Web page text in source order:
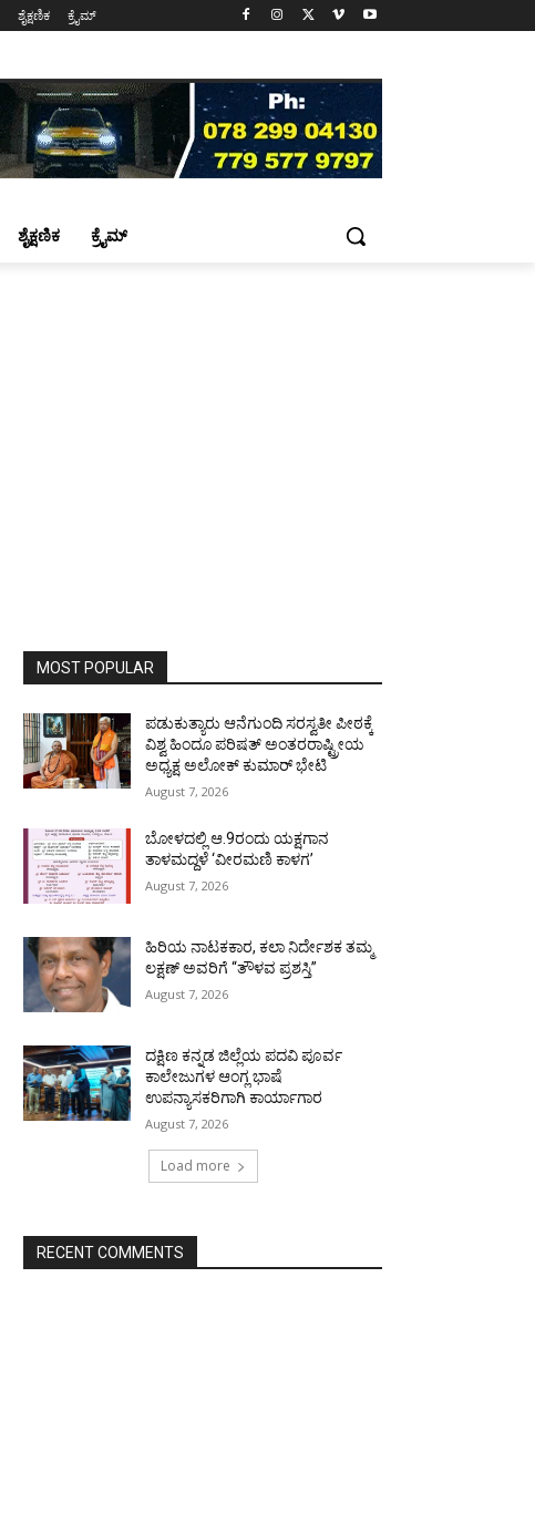
ಶೈಕ್ಷಣಿಕ ಕ್ರೈಮ್
ಶೈಕ್ಷಣಿಕ ಕ್ರೈಮ್
MOST POPULAR
ಪಡುಕುತ್ಯಾರು ಆನೆಗುಂದಿ ಸರಸ್ವತೀ ಪೀಠಕ್ಕೆ
ವಿಶ್ವ ಹಿಂದೂ ಪರಿಷತ್ ಅಂತರರಾಷ್ಟ್ರೀಯ
ಅಧ್ಯಕ್ಷ ಅಲೋಕ್ ಕುಮಾರ್ ಭೇಟಿ
August 7, 2026
ಬೋಳದಲ್ಲಿ ಆ.9ರಂದು ಯಕ್ಷಗಾನ
ತಾಳಮದ್ದಳೆ ‘ವೀರಮಣಿ ಕಾಳಗ’
August 7, 2026
ಹಿರಿಯ ನಾಟಕಕಾರ, ಕಲಾ ನಿರ್ದೇಶಕ ತಮ್ಮ
ಲಕ್ಷಣ್ ಅವರಿಗೆ “ತೌಳವ ಪ್ರಶಸ್ತಿ”
August 7, 2026
ದಕ್ಷಿಣ ಕನ್ನಡ ಜಿಲ್ಲೆಯ ಪದವಿ ಪೂರ್ವ
ಕಾಲೇಜುಗಳ ಆಂಗ್ಲ ಭಾಷೆ
ಉಪನ್ಯಾಸಕರಿಗಾಗಿ ಕಾರ್ಯಾಗಾರ
August 7, 2026
Load more
RECENT COMMENTS